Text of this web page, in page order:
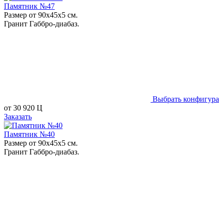
Памятник №47
Размер от 90х45х5 см.
Гранит Габбро-диабаз.
Выбрать
от 30 920 Ц
Заказать
Памятник №40
Размер от 90х45х5 см.
Гранит Габбро-диабаз.